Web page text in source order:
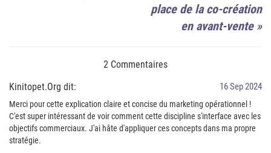
place de la co-création
en avant-vente»
2 Commentaires
Kinitopet.Org dit:
16 Sep 2024
Merci pour cette explication claire et concise du marketing opérationnel !
C'est super intéressant de voir comment cette discipline s'interface avec les
objectifs commerciaux. J'ai hâte d'appliquer ces concepts dans ma propre
stratégie.